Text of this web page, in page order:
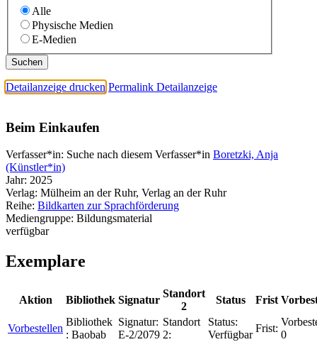
Alle
Physische Medien
E-Medien
Detailanzeige drucken Permalink Detailanzeige
Beim Einkaufen
Verfasser*in: Suche nach diesem Verfasser*in Boretzki, Anja
(Künstler*in)
Jahr: 2025
Verlag: Mülheim an der Ruhr, Verlag an der Ruhr
Reihe: Bildkarten zur Sprachförderung
Mediengruppe: Bildungsmaterial
verfügbar
Exemplare
Aktion Bibliothek Signatur
Standort
2
Status Frist
Vorbestellen
Bibliothek
: Baobab
Signatur:
E-2/2079
Standort
2:
Status:
Verfügbar
Frist:
0